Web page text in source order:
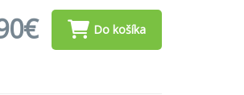
Do košíka